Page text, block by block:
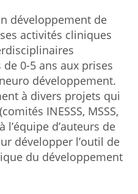
développement de
activités cliniques
de 0-5 ans aux prises
développement.
à divers projets qui
INESSS, MSSS,
l’équipe d’auteurs de
développer l’outil de
du développement